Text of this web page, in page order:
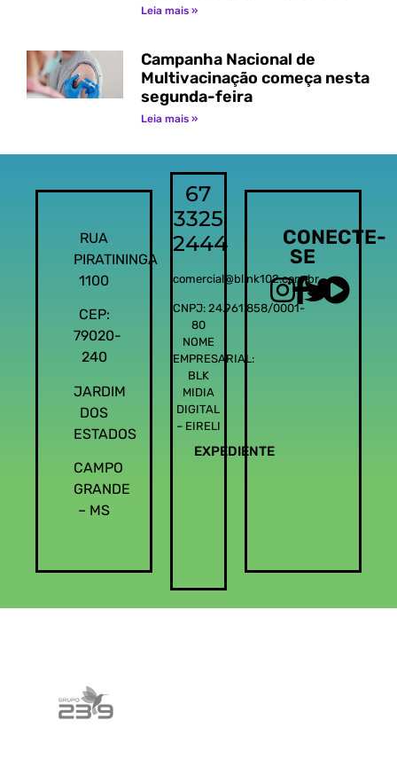
Leia mais »
Campanha Nacional de
Multivacinação começa nesta
segunda-feira
Leia mais »
RUA
PIRATININGA
1100
CEP:
79020-
240
JARDIM
DOS
ESTADOS
CAMPO
GRANDE
– MS
67
3325
2444
comercial@blink102.com.br
CNPJ: 24.961.858/0001-
80
NOME
EMPRESARIAL:
BLK
MIDIA
DIGITAL
– EIRELI
EXPEDIENTE
CONECTE-
SE